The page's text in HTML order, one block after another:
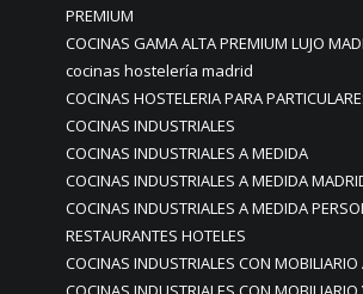
PREMIUM
COCINAS GAMA ALTA PREMIUM LUJO
cocinas hostelería madrid
COCINAS HOSTELERIA PARA
COCINAS INDUSTRIALES
COCINAS INDUSTRIALES A MEDIDA
COCINAS INDUSTRIALES A MEDIDA
COCINAS INDUSTRIALES A MEDIDA
RESTAURANTES HOTELES
COCINAS INDUSTRIALES CON MOBILIARIO